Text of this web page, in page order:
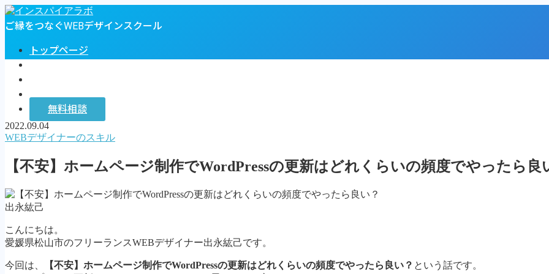
ご縁をつなぐWEBデザインスクール
トップページ
インスパイアラボ
無料相談
MENU
トップページ
プロフィール
インスパイアラボ
無料相談
Follow Me
2022.09.04
WEBデザイナーのスキル
【不安】ホームページ制作でWordPressの更新はどれくらいの頻度でやったら良
出永紘己
こんにちは。
愛媛県松山市のフリーランスWEBデザイナー出永紘己です。
今回は、 【不安】ホームページ制作でWordPressの更新はどれくらいの頻度でやったら良い？ という話です。